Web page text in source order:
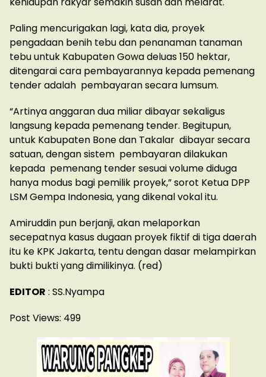
Paling mencurigakan lagi, kata dia, proyek
pengadaan benih tebu dan penanaman tanaman
tebu untuk Kabupaten Gowa deluas 150 hektar,
ditengarai cara pembayarannya kepada pemenang
tender adalah pembayaran secara lumsum.
“Artinya anggaran dua miliar dibayar sekaligus
langsung kepada pemenang tender. Begitupun,
untuk Kabupaten Bone dan Takalar dibayar secara
satuan, dengan sistem pembayaran dilakukan
kepada pemenang tender sesuai volume diduga
hanya modus bagi pemilik proyek,” sorot Ketua DPP
LSM Gempa Indonesia, yang dikenal vokal itu.
Amiruddin pun berjanji, akan melaporkan
secepatnya kasus dugaan proyek fiktif di tiga daerah
itu ke KPK Jakarta, tentu dengan dasar melampirkan
bukti bukti yang dimilikinya. (red)
EDITOR : SS.Nyampa
Post Views: 499